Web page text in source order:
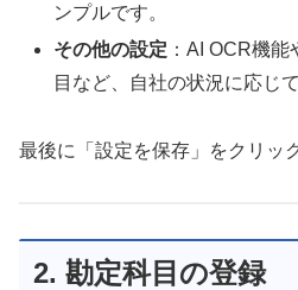
ンプルです。
その他の設定 ：AI OCR機
目など、自社の状況に応じ
最後に「設定を保存」をクリッ
2. 勘定科目の登録